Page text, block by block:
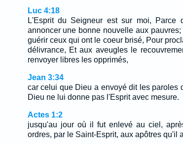
Luc 4:18
L'Esprit du Seigneur est sur moi, Parce
annoncer une bonne nouvelle aux
guérir ceux qui ont le coeur brisé, Pour
délivrance, Et aux aveugles le
renvoyer libres les opprimés,
Jean 3:34
car celui que Dieu a envoyé dit les paroles
Dieu ne lui donne pas l'Esprit avec mesure.
Actes 1:2
jusqu'au jour où il fut enlevé au ciel,
ordres, par le Saint-Esprit, aux apôtres qu'il